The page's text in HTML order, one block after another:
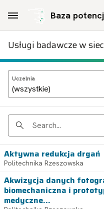
Usługi badawcze w
Uczelnia
Search
Aktywna redukcja drgań
Politechnika Rzeszowska
Akwizycja danych
biomechaniczna i
medyczne...